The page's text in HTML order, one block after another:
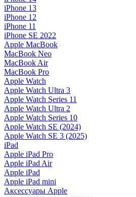
iPhone 13
iPhone 12
iPhone 11
iPhone SE 2022
Apple MacBook
MacBook Neo
MacBook Air
MacBook Pro
Apple Watch
Apple Watch Ultra 3
Apple Watch Series 11
Apple Watch Ultra 2
Apple Watch Series 10
Apple Watch SE (2024)
Apple Watch SE 3 (2025)
iPad
Apple iPad Pro
Apple iPad Air
Apple iPad
Apple iPad mini
Аксессуары Apple